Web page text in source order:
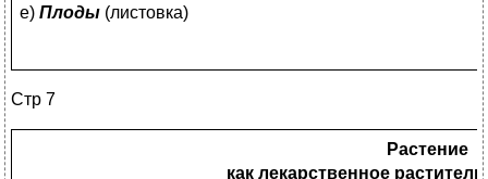
е) Плоды (листовка)
Стр 7
Растение
как лекарственное